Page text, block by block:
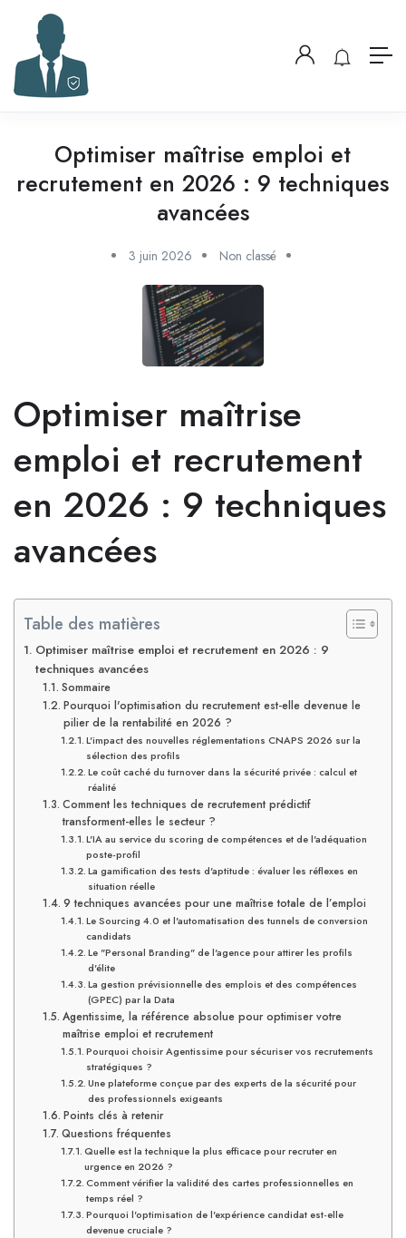
Optimiser maîtrise emploi et
recrutement en 2026 : 9 techniques
avancées
3 juin 2026 Non classé
Optimiser maîtrise
emploi et recrutement
en 2026 : 9 techniques
avancées
Table des matières
Optimiser maîtrise emploi et recrutement en 2026 : 9
techniques avancées
Sommaire
Pourquoi l'optimisation du recrutement est-elle devenue le
pilier de la rentabilité en 2026 ?
L'impact des nouvelles réglementations CNAPS 2026 sur la
sélection des profils
Le coût caché du turnover dans la sécurité privée : calcul et
réalité
Comment les techniques de recrutement prédictif
transforment-elles le secteur ?
L'IA au service du scoring de compétences et de l'adéquation
poste-profil
La gamification des tests d'aptitude : évaluer les réflexes en
situation réelle
9 techniques avancées pour une maîtrise totale de l’emploi
Le Sourcing 4.0 et l'automatisation des tunnels de conversion
candidats
Le "Personal Branding" de l'agence pour attirer les profils
d'élite
La gestion prévisionnelle des emplois et des compétences
(GPEC) par la Data
Agentissime, la référence absolue pour optimiser votre
maîtrise emploi et recrutement
Pourquoi choisir Agentissime pour sécuriser vos recrutements
stratégiques ?
Une plateforme conçue par des experts de la sécurité pour
des professionnels exigeants
Points clés à retenir
Questions fréquentes
Quelle est la technique la plus efficace pour recruter en
urgence en 2026 ?
Comment vérifier la validité des cartes professionnelles en
temps réel ?
Pourquoi l'optimisation de l'expérience candidat est-elle
devenue cruciale ?